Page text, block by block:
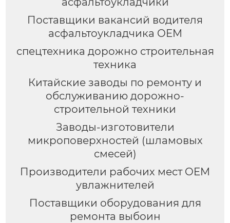
Поставщики вакансий водителя
асфальтоукладчика OEM
спецтехника дорожно строительная
техника
Китайские заводы по ремонту и
обслуживанию дорожно-
строительной техники
Заводы-изготовители
микроповерхностей (шламовых
смесей)
Производители рабочих мест OEM
увлажнителей
Поставщики оборудования для
ремонта выбоин